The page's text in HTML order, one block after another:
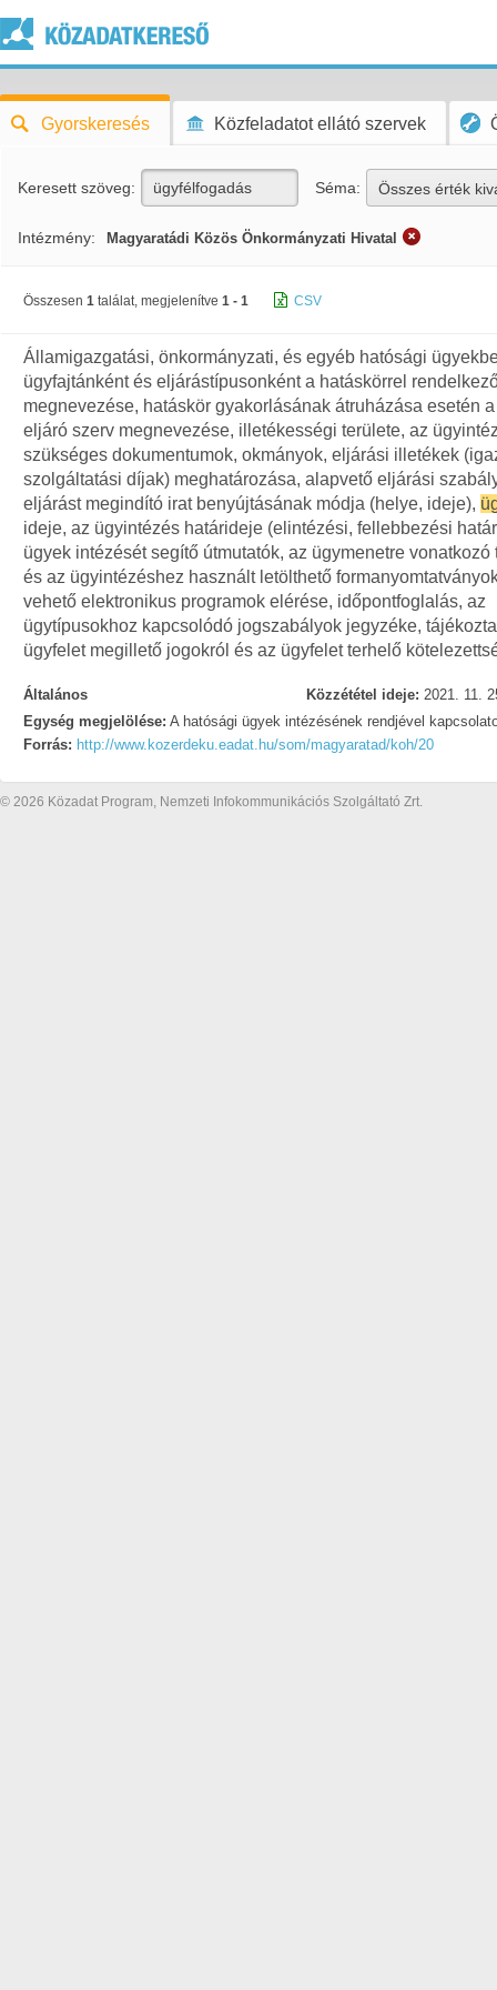
Gyorskeresés Közfeladatot ellátó szervek
Keresett szöveg: Séma: Összes érték
Intézmény: Magyaratádi Közös Önkormányzati Hivatal
Összesen 1 találat, megjelenítve 1 - 1 CSV
Államigazgatási, önkormányzati, és egyéb hatósági
ügyfajtánként és eljárástípusonként a hatáskörrel
megnevezése, hatáskör gyakorlásának átruházása esetén
eljáró szerv megnevezése, illetékességi területe, az
szükséges dokumentumok, okmányok, eljárási illetékek
szolgáltatási díjak) meghatározása, alapvető eljárási
eljárást megindító irat benyújtásának módja (helye, ideje),
ideje, az ügyintézés határideje (elintézési, fellebbezési
ügyek intézését segítő útmutatók, az ügymenetre vonatkozó
és az ügyintézéshez használt letölthető
vehető elektronikus programok elérése, időpontfoglalás, az
ügytípusokhoz kapcsolódó jogszabályok jegyzéke,
ügyfelet megillető jogokról és az ügyfelet terhelő
Általános Közzététel ideje: 2021. 11.
Egység megjelölése: A hatósági ügyek intézésének rendjével
Forrás: http://www.kozerdeku.eadat.hu/som/magyaratad/koh/20
© 2026 Közadat Program, Nemzeti Infokommunikációs Szolgáltató Zrt.